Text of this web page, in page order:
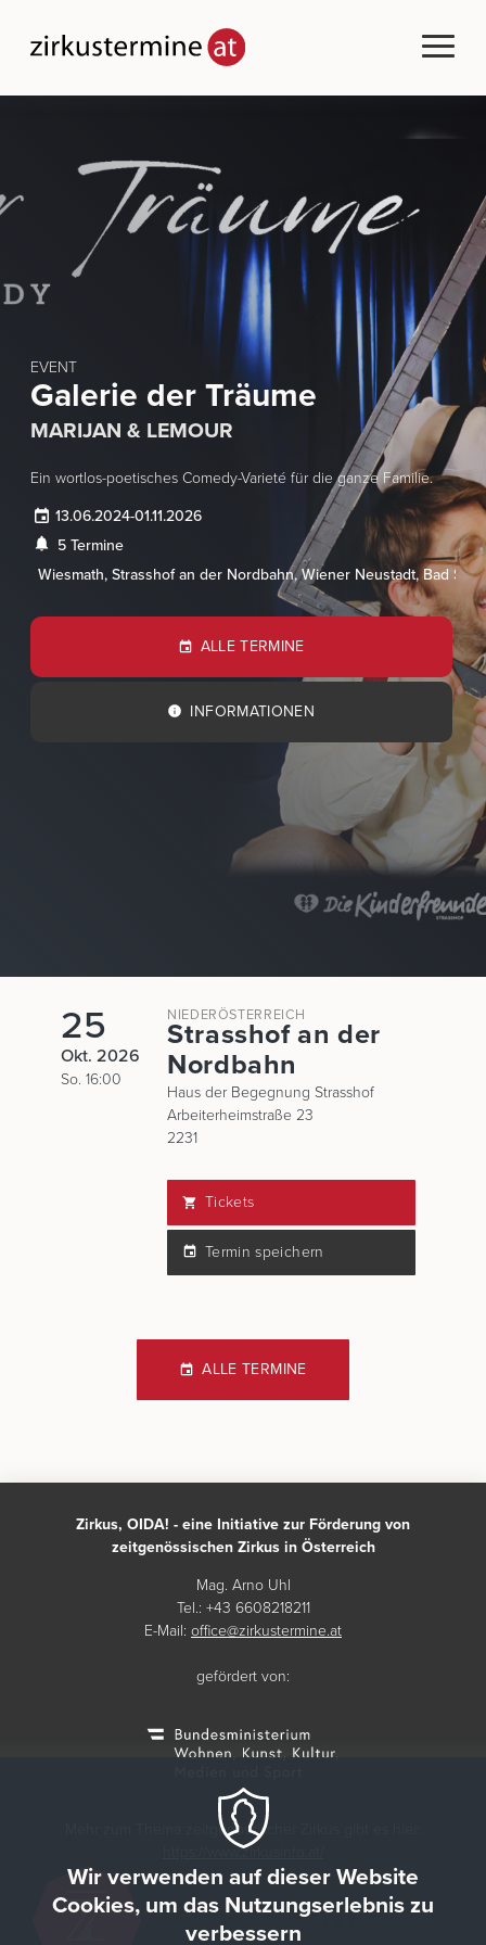
EVENT
Galerie der Träume
MARIJAN & LEMOUR
Ein wortlos-poetisches Comedy-Varieté für die ganze Familie.
13.06.2024-01.11.2026
5 Termine
Wiesmath, Strasshof an der Nordbahn, Wiener Neustadt, Bad
ALLE TERMINE
INFORMATIONEN
25
Okt. 2026
So. 16:00
NIEDERÖSTERREICH
Strasshof an der
Nordbahn
Haus der Begegnung Strasshof
Arbeiterheimstraße 23
2231
Tickets
Termin speichern
ALLE TERMINE
Zirkus, OIDA! - eine Initiative zur Förderung von
zeitgenössischen Zirkus in Österreich
Mag. Arno Uhl
Tel.: +43 6608218211
E-Mail: office@zirkustermine.at
gefördert von:
Mehr zum Thema zeitgenössischer Zirkus gibt es hier:
https://www.zirkusinfo.at/
Wir verwenden auf dieser Website
Cookies, um das Nutzungserlebnis zu
verbessern